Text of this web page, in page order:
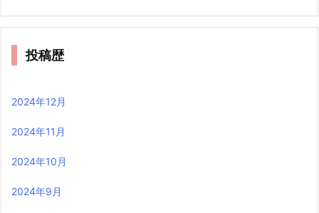
投稿歴
2024年12月
2024年11月
2024年10月
2024年9月